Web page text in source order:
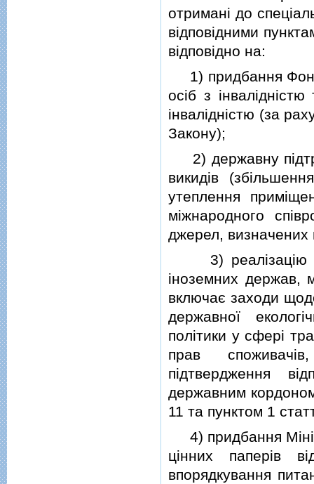
отриманi до
вiдповiдними
вiдповiдно на:
1) придбання
осiб з iнвалiднiстю
iнвалiднiстю (за
Закону);
2) державну
викидiв
утеплення
мiжнародного
джерел, визначених
3) реалiзацiю
iноземних держав,
включає заходи
державної
полiтики у сферi
прав
пiдтвердження
державним
11 та пунктом 1
4) придбання
цiнних паперiв
впорядкування